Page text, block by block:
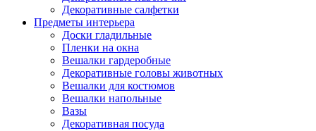
Декоративные салфетки
Предметы интерьера
Доски гладильные
Пленки на окна
Вешалки гардеробные
Декоративные головы животных
Вешалки для костюмов
Вешалки напольные
Вазы
Декоративная посуда